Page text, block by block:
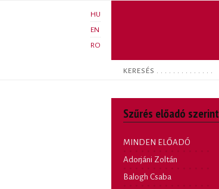
HU
EN
RO
Keresés
Szűrés előadó szerint
MINDEN ELŐADÓ
Adorjáni Zoltán
Balogh Csaba